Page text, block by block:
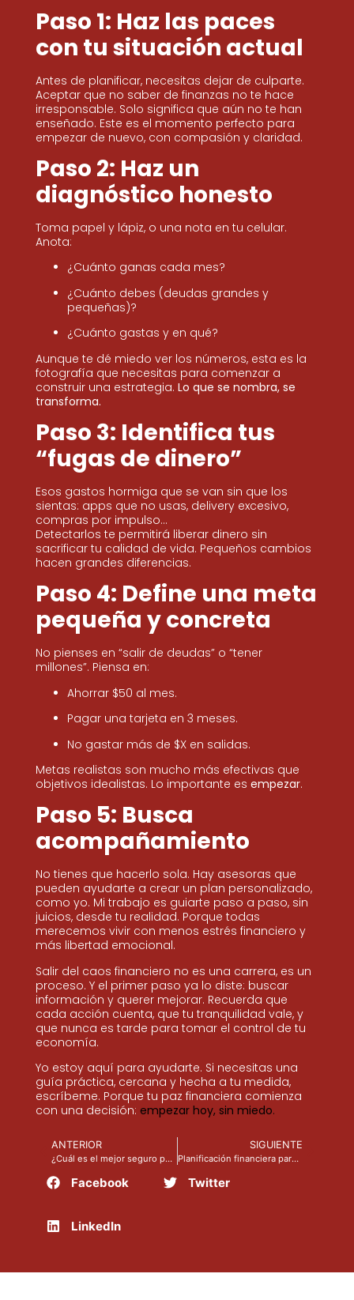
Paso 1: Haz las paces
con tu situación actual
Antes de planificar, necesitas dejar de culparte.
Aceptar que no saber de finanzas no te hace
irresponsable. Solo significa que aún no te han
enseñado. Este es el momento perfecto para
empezar de nuevo, con compasión y claridad.
Paso 2: Haz un
diagnóstico honesto
Toma papel y lápiz, o una nota en tu celular.
Anota:
¿Cuánto ganas cada mes?
¿Cuánto debes (deudas grandes y
pequeñas)?
¿Cuánto gastas y en qué?
Aunque te dé miedo ver los números, esta es la
fotografía que necesitas para comenzar a
construir una estrategia. Lo que se nombra, se
transforma.
Paso 3: Identifica tus
“fugas de dinero”
Esos gastos hormiga que se van sin que los
sientas: apps que no usas, delivery excesivo,
compras por impulso…
Detectarlos te permitirá liberar dinero sin
sacrificar tu calidad de vida. Pequeños cambios
hacen grandes diferencias.
Paso 4: Define una meta
pequeña y concreta
No pienses en “salir de deudas” o “tener
millones”. Piensa en:
Ahorrar $50 al mes.
Pagar una tarjeta en 3 meses.
No gastar más de $X en salidas.
Metas realistas son mucho más efectivas que
objetivos idealistas. Lo importante es empezar.
Paso 5: Busca
acompañamiento
No tienes que hacerlo sola. Hay asesoras que
pueden ayudarte a crear un plan personalizado,
como yo. Mi trabajo es guiarte paso a paso, sin
juicios, desde tu realidad. Porque todas
merecemos vivir con menos estrés financiero y
más libertad emocional.
Salir del caos financiero no es una carrera, es un
proceso. Y el primer paso ya lo diste: buscar
información y querer mejorar. Recuerda que
cada acción cuenta, que tu tranquilidad vale, y
que nunca es tarde para tomar el control de tu
economía.
Yo estoy aquí para ayudarte. Si necesitas una
guía práctica, cercana y hecha a tu medida,
escríbeme. Porque tu paz financiera comienza
con una decisión: empezar hoy, sin miedo.
ANTERIOR
¿Cuál es el mejor seguro para mí?
SIGUIENTE
Planificación financiera para mujeres latinas
Facebook Twitter
LinkedIn